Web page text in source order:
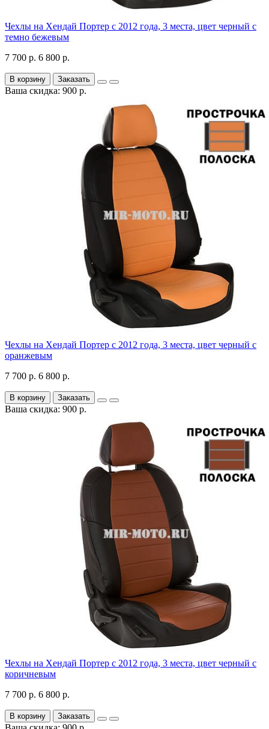
Чехлы на Хендай Портер с 2012 года, 3 места, цвет черный с
темно бежевым
7 700 р. 6 800 р.
В корзину Заказать
Ваша скидка: 900 р.
Чехлы на Хендай Портер с 2012 года, 3 места, цвет черный с
оранжевым
7 700 р. 6 800 р.
В корзину Заказать
Ваша скидка: 900 р.
Чехлы на Хендай Портер с 2012 года, 3 места, цвет черный с
коричневым
7 700 р. 6 800 р.
В корзину Заказать